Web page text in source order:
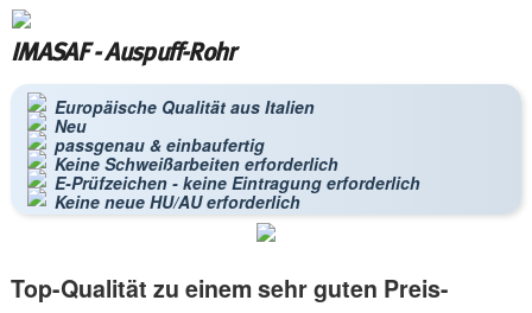
IMASAF - Auspuff-Rohr
Europäische Qualität aus Italien
Neu
passgenau & einbaufertig
Keine Schweißarbeiten erforderlich
E-Prüfzeichen - keine Eintragung erforderlich
Keine neue HU/AU erforderlich
Top-Qualität zu einem sehr guten Preis-